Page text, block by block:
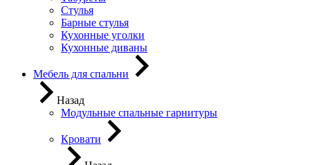
Стулья
Барные стулья
Кухонные уголки
Кухонные диваны
Мебель для спальни
Назад
Модульные спальные гарнитуры
Кровати